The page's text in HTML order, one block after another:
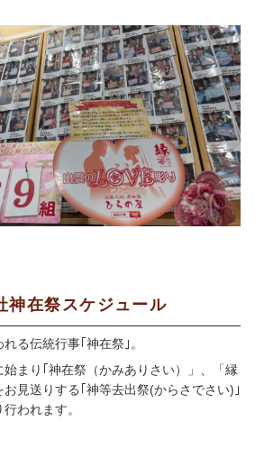
神在祭スケジュール
る伝統行事｢神在祭｣。
始まり｢神在祭（かみありさい）」、「縁
見送りする｢神等去出祭(からさでさい) ｣
われます。